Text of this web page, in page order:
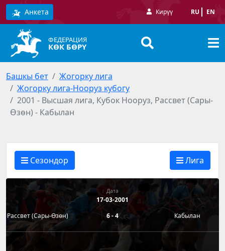
Анкета Кирүү RU EN
ФЕДЕРАЦИЯ
КӨК БӨРҮ
Башкы бет
Жогорку лига
Жогорку лига-Нооруз кубогу
2001 - Высшая лига, Кубок Нооруз, Рассвет (Сары-
Өзөн) - Кабылан
Сезондор Лига
Дата
17-03-2001
Рассвет (Сары-Өзөн)
6 - 4 Кабылан